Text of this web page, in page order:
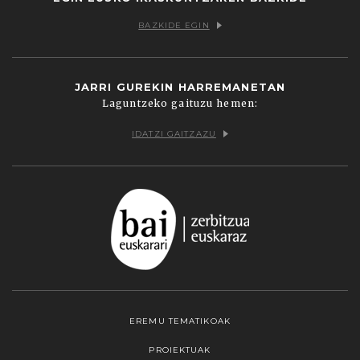
BAZKIDE EGIN
JARRI GUREKIN HARREMANETAN
Laguntzeko gaituzu hemen:
IDATZI GAITZAZU
EREMU TEMATIKOAK
PROIEKTUAK